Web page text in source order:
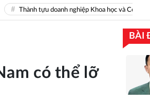
Thành tựu doanh nghiệp Khoa học và Công nghệ
có thể lỡ
BÀI